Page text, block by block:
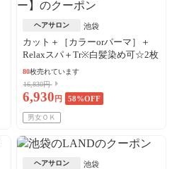
ヘアサロン 池袋
カット＋［カラーorパーマ］＋
Relaxスパ＋Tr※白髪染め可☆2枚
OK
80枚売れています
16,830円
6,930 円 58%OFF
男女ＯＫ
ヘアサロン 池袋